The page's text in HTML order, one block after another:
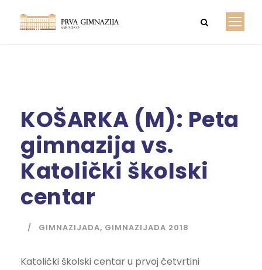
KOŠARKA (M): Peta
gimnazija vs.
Katolički školski
centar
GIMNAZIJADA, GIMNAZIJADA 2018
Katolički školski centar u prvoj četvrtini